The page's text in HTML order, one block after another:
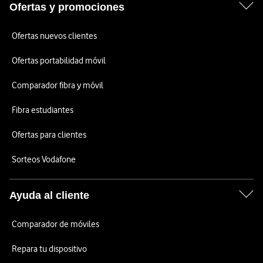
Ofertas y promociones
Ofertas nuevos clientes
Ofertas portabilidad móvil
Comparador fibra y móvil
Fibra estudiantes
Ofertas para clientes
Sorteos Vodafone
Ayuda al cliente
Comparador de móviles
Repara tu dispositivo